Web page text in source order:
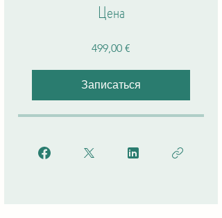
Цена
499,00 €
Записаться